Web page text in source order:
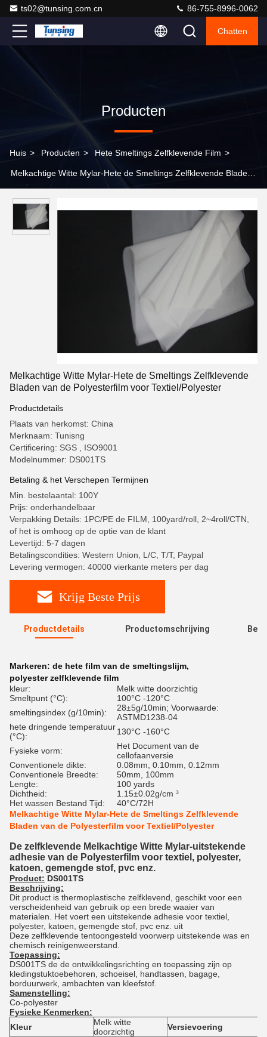
ts02@tunsing.com.cn 86-755-8996-0062
Chatten
Producten
Huis > Producten > Hete Smeltings Zelfklevende Film >
Melkachtige Witte Mylar-Hete de Smeltings Zelfklevende Bladen
Melkachtige Witte Mylar-Hete de Smeltings Zelfklevende
Bladen van de Polyesterfilm voor Textiel/Polyester
Productdetails
Plaats van herkomst: China
Merknaam: Tunisng
Certificering: SGS , ISO9001
Modelnummer: DS001TS
Betaling & het Verschepen Termijnen
Min. bestelaantal: 100Y
Prijs: onderhandelbaar
Verpakking Details: 1PC/PE de FILM, 100yard/roll, 2~4roll/CTN,
of het is omhoog op de optie van de klant
Levertijd: 5-7 dagen
Betalingscondities: Western Union, L/C, T/T, Paypal
Levering vermogen: 40000 vierkante meters per dag
Krijg Beste Prijs
Productdetails Productomschrijving
Markeren: de hete film van de smeltingslijm,
polyester zelfklevende film
kleur:
Melk witte doorzichtig
Smeltpunt (°C):
100°C -120°C
smeltingsindex (g/10min):
28±5g/10min; Voorwaarde:
ASTMD1238-04
hete dringende temperatuur
(°C):
130°C -160°C
Fysieke vorm:
Het Document van de
cellofaanversie
Conventionele dikte:
0.08mm, 0.10mm, 0.12mm
Conventionele Breedte:
50mm, 100mm
Lengte:
100 yards
Dichtheid:
1.15±0.02g/cm ³
Het wassen Bestand Tijd:
40°C/72H
Melkachtige Witte Mylar-Hete de Smeltings Zelfklevende
Bladen van de Polyesterfilm voor Textiel/Polyester
De zelfklevende Melkachtige Witte Mylar-uitstekende
adhesie van de Polyesterfilm voor textiel, polyester,
katoen, gemengde stof, pvc enz.
Product: DS001TS
Beschrijving:
Dit product is thermoplastische zelfklevend, geschikt voor een
verscheidenheid van gebruik op een brede waaier van
materialen. Het voert een uitstekende adhesie voor textiel,
polyester, katoen, gemengde stof, pvc enz. uit
Deze zelfklevende tentoongesteld voorwerp uitstekende was en
chemisch reinigenweerstand.
Toepassing:
DS001TS de de ontwikkelingsrichting en toepassing zijn op
kledingstuktoebehoren, schoeisel, handtassen, bagage,
borduurwerk, ambachten van kleefstof.
Samenstelling:
Co-polyester
Fysieke Kenmerken:
Kleur
Melk witte
doorzichtig
Versievoering